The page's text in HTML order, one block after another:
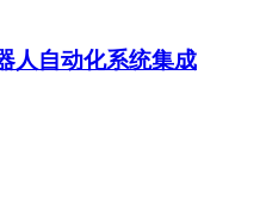
人自动化系统集成